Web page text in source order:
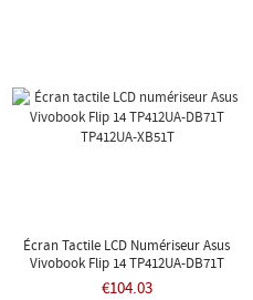
Écran Tactile LCD Numériseur Asus
Vivobook Flip 14 TP412UA-DB71T
TP412UA-XB51T
€104.03